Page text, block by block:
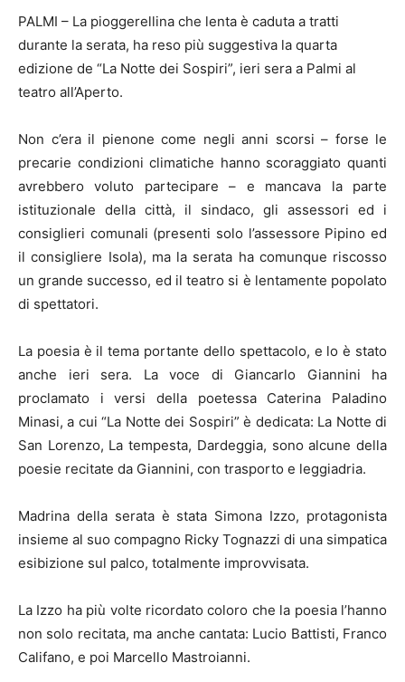
PALMI – La pioggerellina che lenta è caduta a tratti
durante la serata, ha reso più suggestiva la quarta
edizione de “La Notte dei Sospiri”, ieri sera a Palmi al
teatro all’Aperto.
Non c’era il pienone come negli anni scorsi – forse le
precarie condizioni climatiche hanno scoraggiato quanti
avrebbero voluto partecipare – e mancava la parte
istituzionale della città, il sindaco, gli assessori ed i
consiglieri comunali (presenti solo l’assessore Pipino ed
il consigliere Isola), ma la serata ha comunque riscosso
un grande successo, ed il teatro si è lentamente popolato
di spettatori.
La poesia è il tema portante dello spettacolo, e lo è stato
anche ieri sera. La voce di Giancarlo Giannini ha
proclamato i versi della poetessa Caterina Paladino
Minasi, a cui “La Notte dei Sospiri” è dedicata: La Notte di
San Lorenzo, La tempesta, Dardeggia, sono alcune della
poesie recitate da Giannini, con trasporto e leggiadria.
Madrina della serata è stata Simona Izzo, protagonista
insieme al suo compagno Ricky Tognazzi di una simpatica
esibizione sul palco, totalmente improvvisata.
La Izzo ha più volte ricordato coloro che la poesia l’hanno
non solo recitata, ma anche cantata: Lucio Battisti, Franco
Califano, e poi Marcello Mastroianni.